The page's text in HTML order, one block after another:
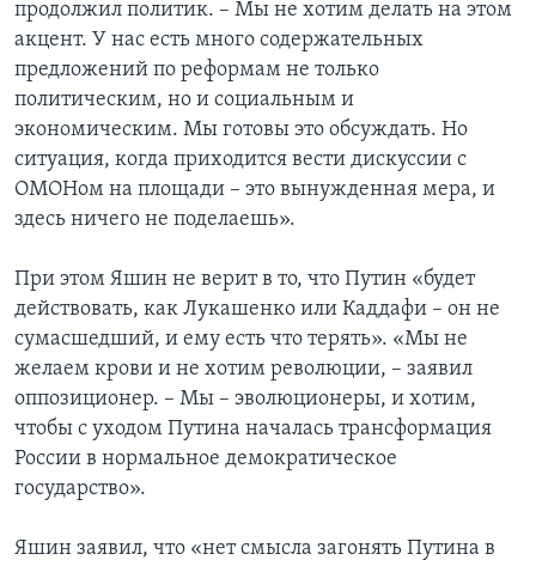
продолжил политик. – Мы не хотим делать на этом
акцент. У нас есть много содержательных
предложений по реформам не только
политическим, но и социальным и
экономическим. Мы готовы это обсуждать. Но
ситуация, когда приходится вести дискуссии с
ОМОНом на площади – это вынужденная мера, и
здесь ничего не поделаешь».
При этом Яшин не верит в то, что Путин «будет
действовать, как Лукашенко или Каддафи – он не
сумасшедший, и ему есть что терять». «Мы не
желаем крови и не хотим революции, – заявил
оппозиционер. – Мы – эволюционеры, и хотим,
чтобы с уходом Путина началась трансформация
России в нормальное демократическое
государство».
Яшин заявил, что «нет смысла загонять Путина в